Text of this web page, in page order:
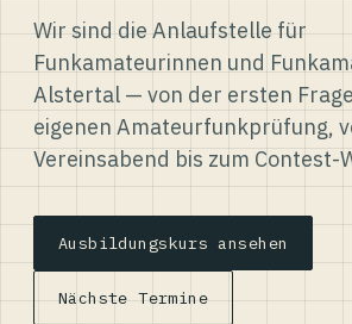
Wir sind die Anlaufstelle für
Funkamateurinnen und
Alstertal — von der ersten
eigenen Amateurfunkprüfung,
Vereinsabend bis zum Contest-
Ausbildungskurs ansehen
Nächste Termine